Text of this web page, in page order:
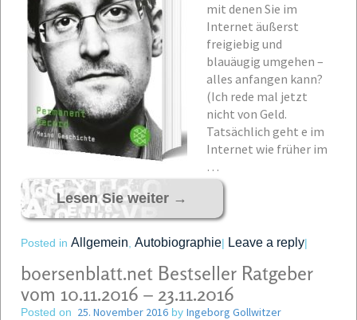
mit denen Sie im
Internet äußerst
freigiebig und
blauäugig umgehen –
alles anfangen kann?
(Ich rede mal jetzt
nicht von Geld.
Tatsächlich geht e im
Internet wie früher im
…
Lesen Sie weiter →
Posted in Allgemein Autobiographie| Leave a reply|
boersenblatt.net Bestseller Ratgeber
vom 10.11.2016 – 23.11.2016
Posted on 25. November 2016 by Ingeborg Gollwitzer